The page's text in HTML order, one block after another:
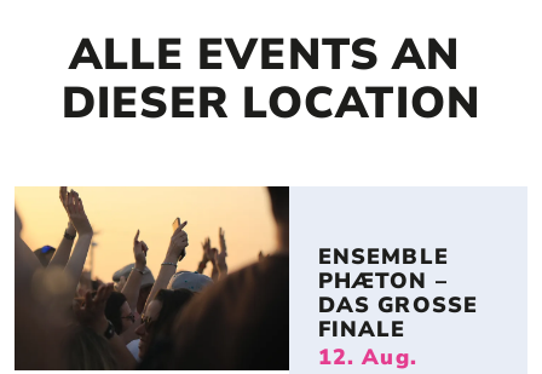
ALLE EVENTS AN
DIESER LOCATION
ENSEMBLE
PHÆTON –
DAS GROSSE F
INALE
12. Aug.